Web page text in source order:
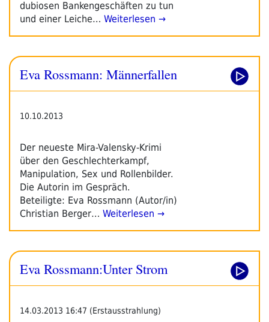
dubiosen Bankengeschäften zu tun
und einer Leiche… Weiterlesen →
Eva Rossmann: Männerfallen
10.10.2013
Der neueste Mira-Valensky-Krimi
über den Geschlechterkampf,
Manipulation, Sex und Rollenbilder.
Die Autorin im Gespräch.
Beteiligte: Eva Rossmann (Autor/in)
Christian Berger… Weiterlesen →
Eva Rossmann:Unter Strom
14.03.2013 16:47 (Erstausstrahlung)